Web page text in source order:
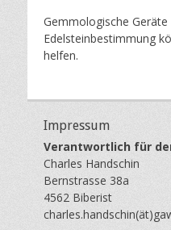
Gemmologische
Edelsteinbestimmung
helfen.
Impressum
Verantwortlich für
Charles Handschin
Bernstrasse 38a
4562 Biberist